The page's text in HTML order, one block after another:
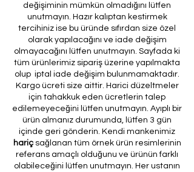
değişiminin mümkün olmadığını lütfen
unutmayın. Hazır kalıptan kestirmek
tercihiniz ise bu üründe sıfırdan size özel
olarak yapılacağını ve iade değişim
olmayacağını lütfen unutmayın. Sayfada ki
tüm ürünlerimiz sipariş üzerine yapılmakta
olup iptal iade değişim bulunmamaktadır.
Kargo ücreti size aittir. Harici düzeltmeler
için tahakkuk eden ücretlerin talep
edilemeyeceğini lütfen unutmayın. Ayıplı bir
ürün almanız durumunda, lütfen 3 gün
içinde geri gönderin. Kendi mankenimiz
hariçsağlanan tüm örnek ürün resimlerinin
referans amaçlı olduğunu ve ürünün farklı
olabileceğini lütfen unutmayın. Her ustanın